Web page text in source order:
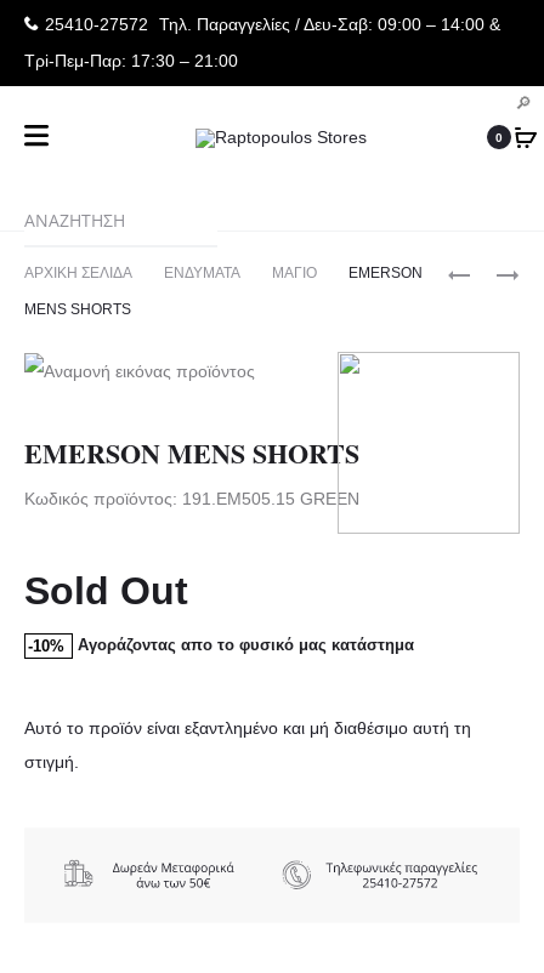
25410-27572 Τηλ. Παραγγελίες / Δευ-Σαβ: 09:00 – 14:00 &
Τρi-Πεμ-Παρ: 17:30 – 21:00
0
EMERSON
EMERSON
ΑΡΧΙΚΉ ΣΕΛΊΔΑ ΕΝΔΥΜΑΤΑ ΜΑΓΙΟ EMERSON
MENS SHORTS
EMERSON MENS SHORTS
Κωδικός προϊόντος: 191.EM505.15 GREEN
Sold Out
-10% Αγοράζοντας απο το φυσικό μας κατάστημα
Αυτό το προϊόν είναι εξαντλημένο και μή διαθέσιμο αυτή τη
στιγμή.